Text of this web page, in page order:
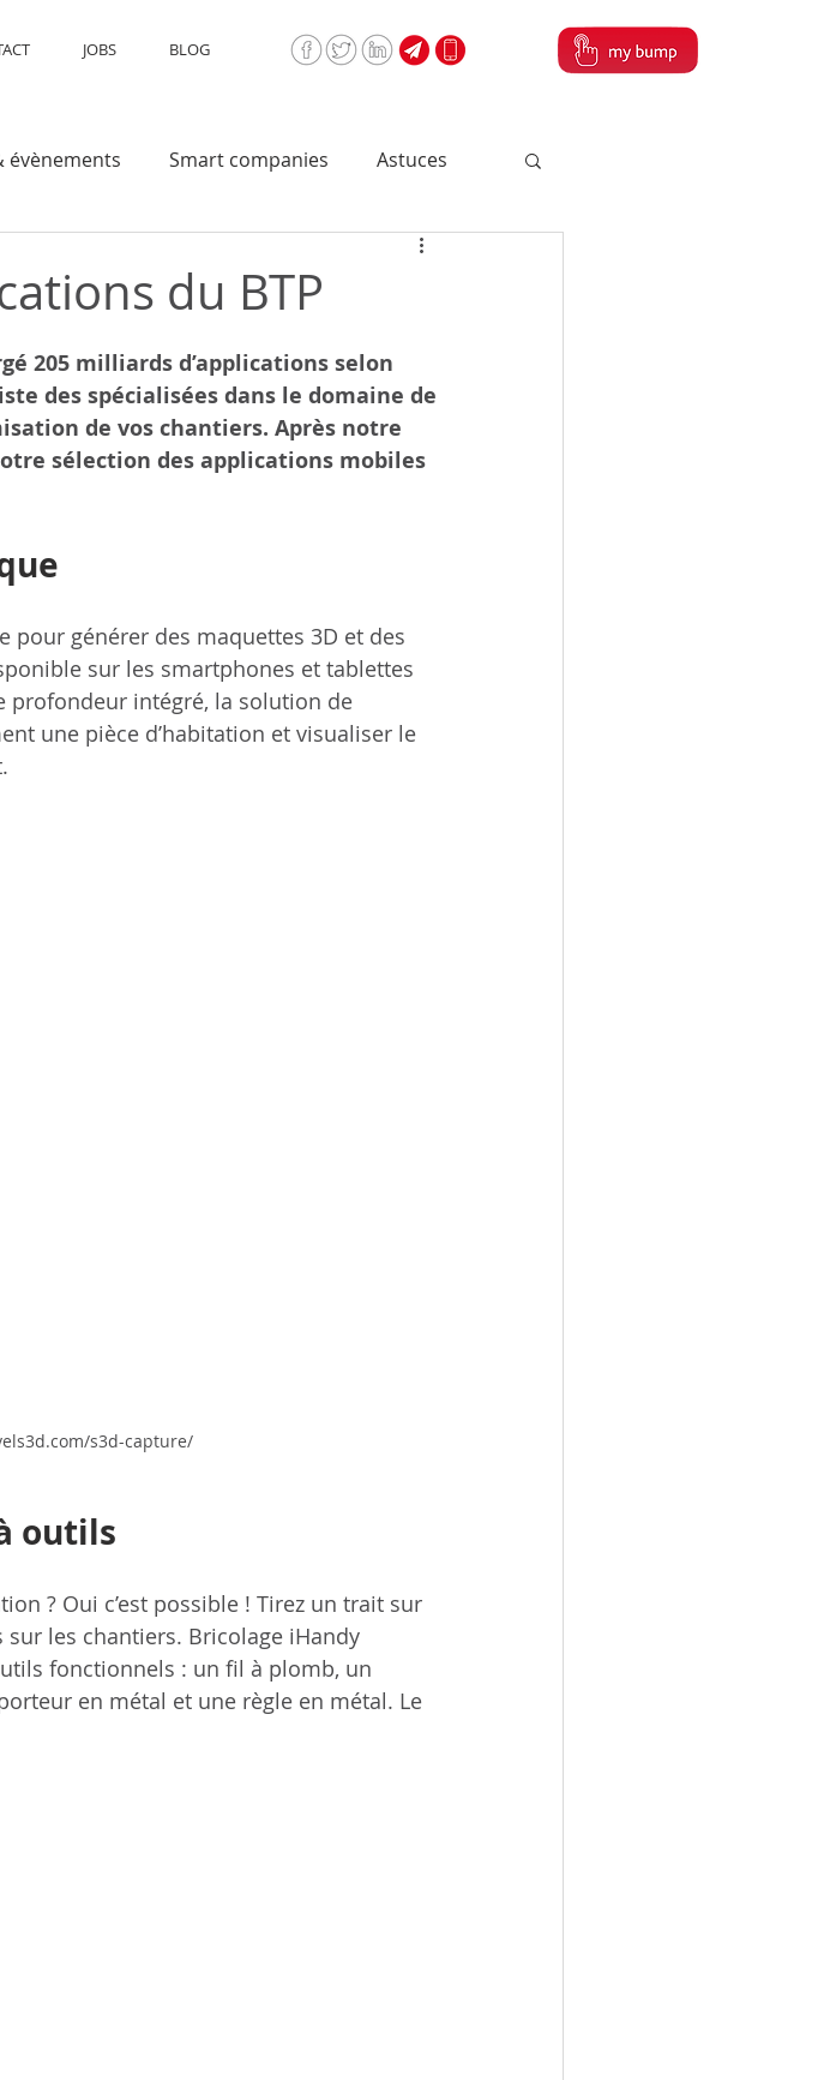
JOBS BLOG
évènements Smart companies Astuces
du BTP
205 milliards d’applications selon
des spécialisées dans le domaine de
de vos chantiers. Après notre
sélection des applications mobiles
pour générer des maquettes 3D et des
sur les smartphones et tablettes
profondeur intégré, la solution de
une pièce d’habitation et visualiser le
s3d-capture/
outils
? Oui c’est possible ! Tirez un trait sur
les chantiers. Bricolage iHandy
fonctionnels : un fil à plomb, un
en métal et une règle en métal. Le